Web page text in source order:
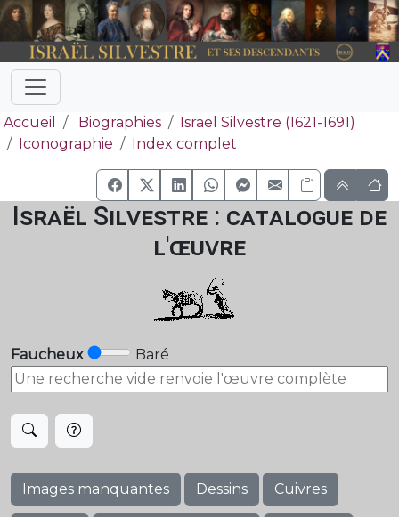
Accueil Biographies
Israël Silvestre (1621-1691)
Iconographie
Index complet
Israël Silvestre : catalogue de
l'œuvre
Faucheux Baré
Images manquantes Dessins Cuivres